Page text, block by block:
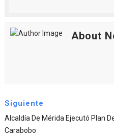
About
Siguiente
Alcaldía De Mérida Ejecutó Plan
Carabobo